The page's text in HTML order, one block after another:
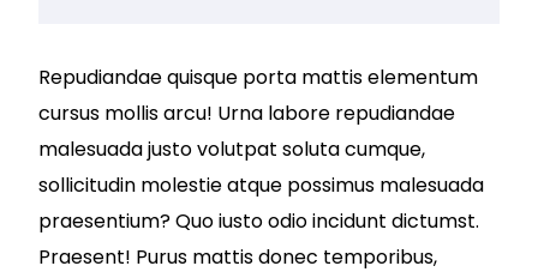
Repudiandae quisque porta mattis elementum
cursus mollis arcu! Urna labore repudiandae
malesuada justo volutpat soluta cumque,
sollicitudin molestie atque possimus malesuada
praesentium? Quo iusto odio incidunt dictumst.
Praesent! Purus mattis donec temporibus,